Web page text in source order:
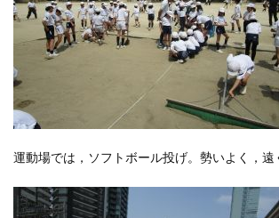
運動場では，ソフトボール投げ。勢いよく，遠